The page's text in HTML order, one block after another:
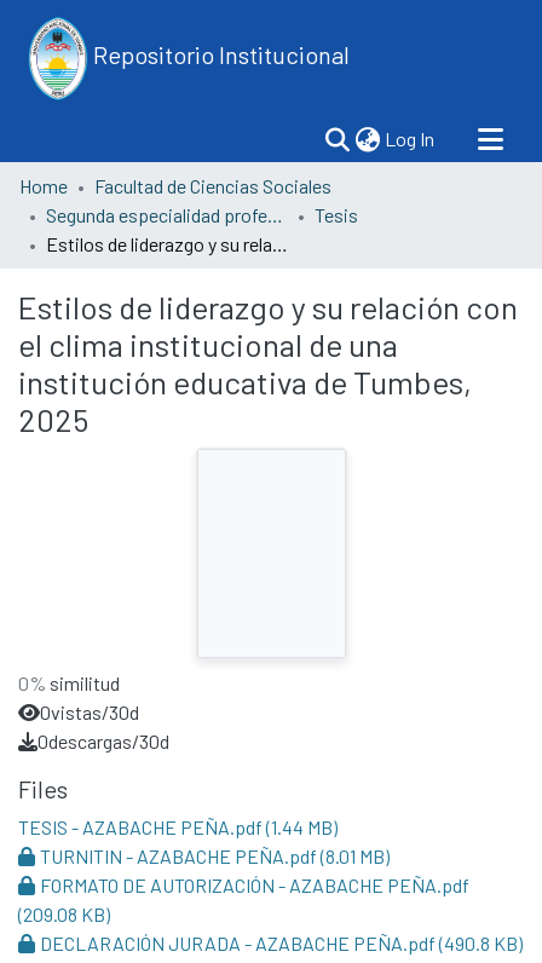
Repositorio Institucional
Log In (current)
Home
Facultad de Ciencias Sociales
Segunda especialidad profesional en investigación y gestión educativa
Tesis
Estilos de liderazgo y su relación con el clima institucional de una institución educativa de Tumbes, 2025
Estilos de liderazgo y su relación con
el clima institucional de una
institución educativa de Tumbes,
2025
0% similitud
0vistas/30d
0descargas/30d
Files
TESIS - AZABACHE PEÑA.pdf(1.44 MB)
TURNITIN - AZABACHE PEÑA.pdf(8.01 MB)
FORMATO DE AUTORIZACIÓN - AZABACHE PEÑA.pdf
(209.08 KB)
DECLARACIÓN JURADA - AZABACHE PEÑA.pdf(490.8 KB)